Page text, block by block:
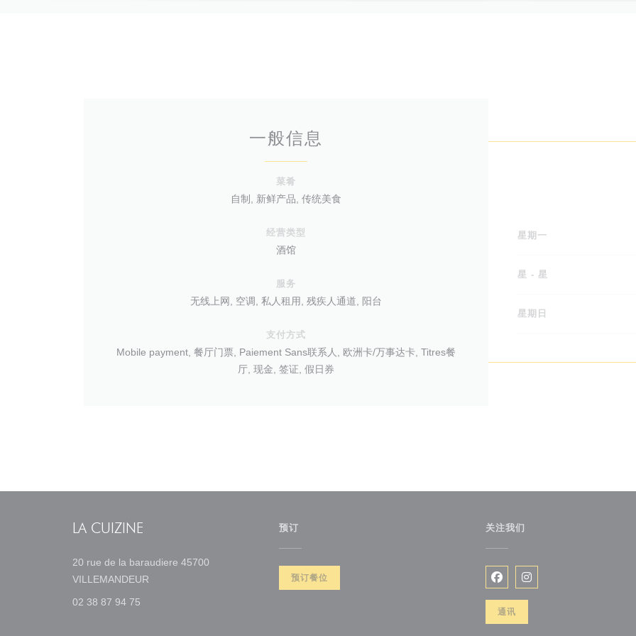
一般信息
菜肴
自制, 新鲜产品, 传统美食
经营类型
酒馆
服务
无线上网, 空调, 私人租用, 残疾人通道, 阳台
支付方式
Mobile payment, 餐厅门票, Paiement Sans联系人, 欧洲卡/万事达卡, Titres餐
厅, 现金, 签证, 假日券
星期一
星 -星
星期日
LA CUIZINE
20 rue de la baraudiere 45700
VILLEMANDEUR
02 38 87 94 75
预订
预订餐位
关注我们
Facebook ((在新窗口中打开))
Instagram ((在新窗口
通讯